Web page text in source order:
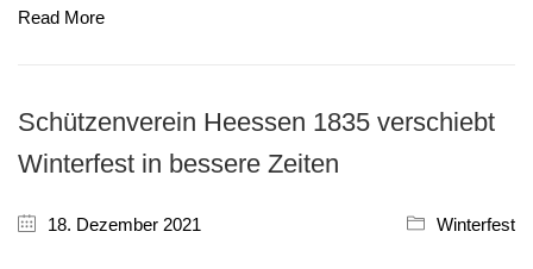
Read More
Schützenverein Heessen 1835 verschiebt
Winterfest in bessere Zeiten
18. Dezember 2021 Winterfest